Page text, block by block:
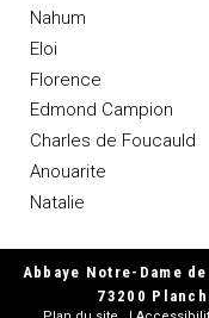
Nahum
Eloi
Florence
Edmond Campion
Charles de Foucauld
Anouarite
Natalie
Abbaye Notre-Dame
73200